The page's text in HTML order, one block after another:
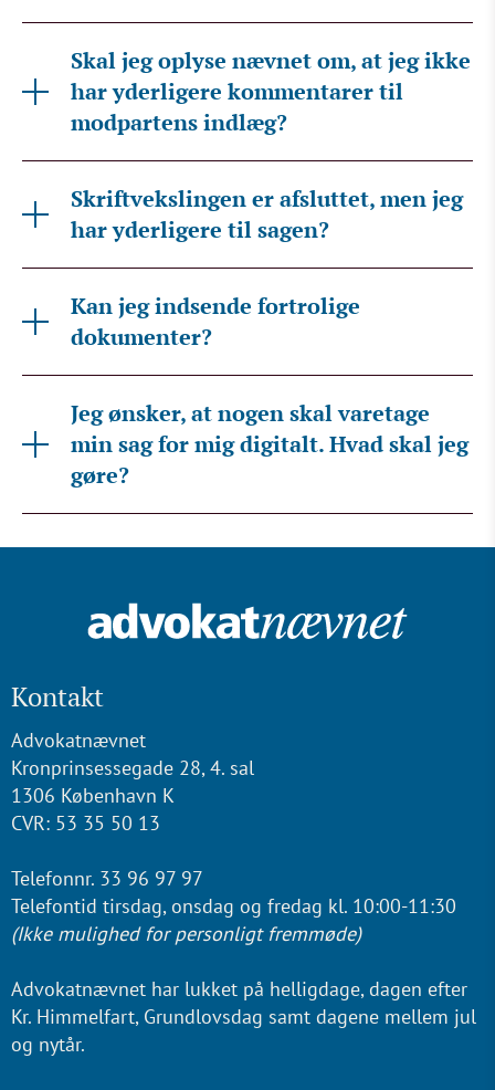
Skal jeg oplyse nævnet om, at jeg ikke
har yderligere kommentarer til
modpartens indlæg?
Skriftvekslingen er afsluttet, men jeg
har yderligere til sagen?
Kan jeg indsende fortrolige
dokumenter?
Jeg ønsker, at nogen skal varetage
min sag for mig digitalt. Hvad skal jeg
gøre?
Kontakt
Advokatnævnet
Kronprinsessegade 28, 4. sal
1306 København K
CVR: 53 35 50 13
Telefonnr. 33 96 97 97
Telefontid tirsdag, onsdag og fredag kl. 10:00-11:30
(Ikke mulighed for personligt fremmøde)
Advokatnævnet har lukket på helligdage, dagen efter
Kr. Himmelfart, Grundlovsdag samt dagene mellem jul
og nytår.